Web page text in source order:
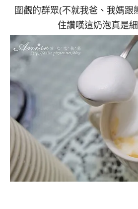
圍觀的群眾(不就我爸、我媽跟
住讚嘆這奶泡真是細